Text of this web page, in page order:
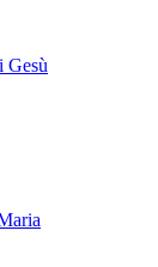
Gesù